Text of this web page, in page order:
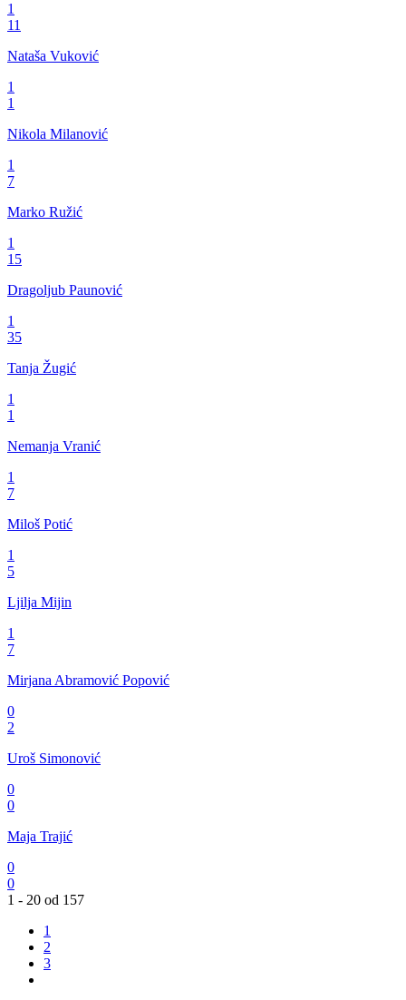
1
11
Nataša Vuković
1
1
Nikola Milanović
1
7
Marko Ružić
1
15
Dragoljub Paunović
1
35
Tanja Žugić
1
1
Nemanja Vranić
1
7
Miloš Potić
1
5
Ljilja Mijin
1
7
Mirjana Abramović Popović
0
2
Uroš Simonović
0
0
Maja Trajić
0
0
1 - 20 od 157
1
2
3